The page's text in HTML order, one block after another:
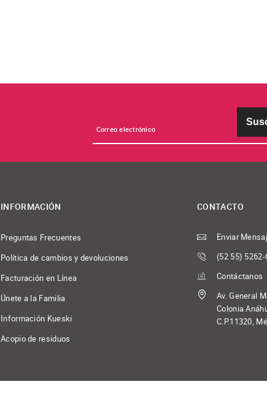
INFORMACIÓN
Preguntas Frecuentes
Política de cambios y devoluciones
Facturación en Línea
Únete a la Familia
Información Kueski
Acopio de residuos
CONTACTO
Enviar
(52 55)
Contáctanos
Av. General
Colonia
C.P.11320,